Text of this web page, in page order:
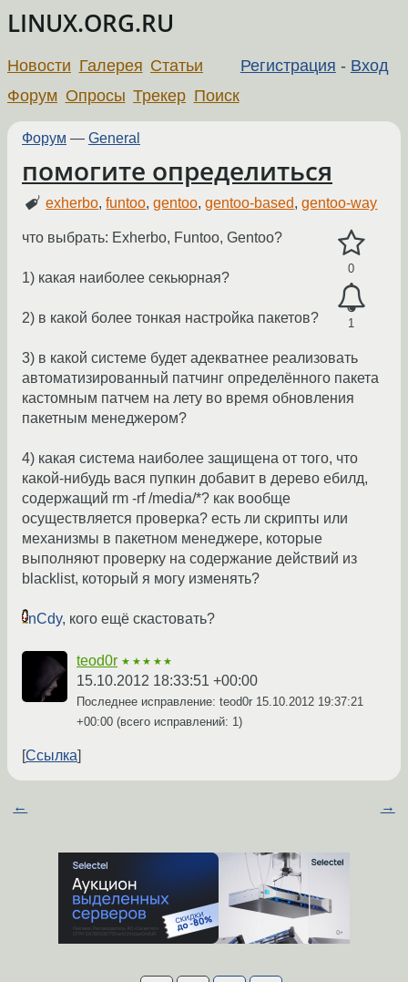
LINUX.ORG.RU
Регистрация - Вход
Новости Галерея Статьи
Форум Опросы Трекер Поиск
Форум — General
помогите определиться
exherbo,funtoo,gentoo,gentoo-based,gentoo-way
0
1
что выбрать: Exherbo, Funtoo, Gentoo?
1) какая наиболее секьюрная?
2) в какой более тонкая настройка пакетов?
3) в какой системе будет адекватнее реализовать
автоматизированный патчинг определённого пакета
кастомным патчем на лету во время обновления
пакетным менеджером?
4) какая система наиболее защищена от того, что
какой-нибудь вася пупкин добавит в дерево ебилд,
содержащий rm -rf /media/*? как вообще
осуществляется проверка? есть ли скрипты или
механизмы в пакетном менеджере, которые
выполняют проверку на содержание действий из
blacklist, который я могу изменять?
nCdy, кого ещё скастовать?
teod0r ★★★★★
15.10.2012 18:33:51 +00:00
Последнее исправление: teod0r 15.10.2012 19:37:21
+00:00 (всего исправлений: 1)
Ссылка
← →